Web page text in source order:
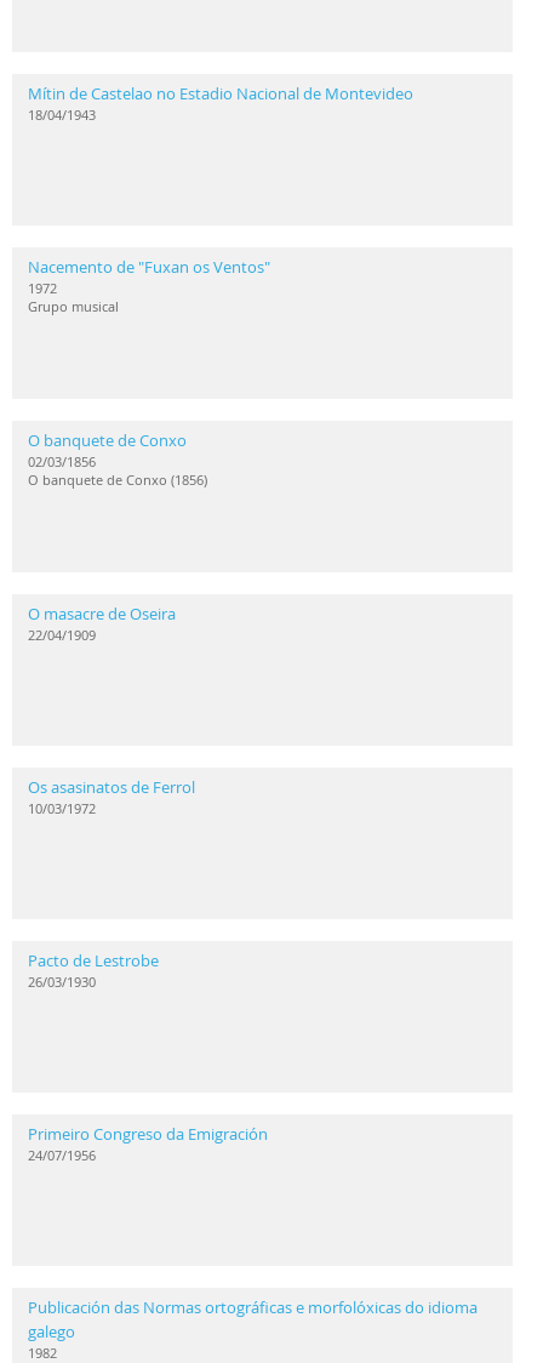
Mítin de Castelao no Estadio Nacional de Montevideo
18/04/1943
Nacemento de "Fuxan os Ventos"
1972
Grupo musical
O banquete de Conxo
02/03/1856
O banquete de Conxo (1856)
O masacre de Oseira
22/04/1909
Os asasinatos de Ferrol
10/03/1972
Pacto de Lestrobe
26/03/1930
Primeiro Congreso da Emigración
24/07/1956
Publicación das Normas ortográficas e morfolóxicas do idioma
galego
1982